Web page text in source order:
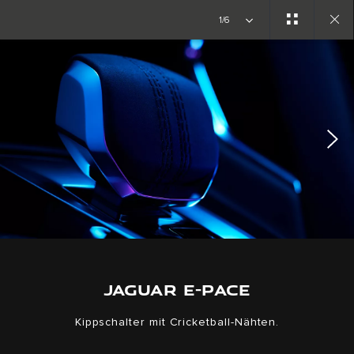
Copy nothing. Die neue Ära beginnt
1/6
JAGUAR E-PACE
Kippschalter mit Cricketball-Nähten.